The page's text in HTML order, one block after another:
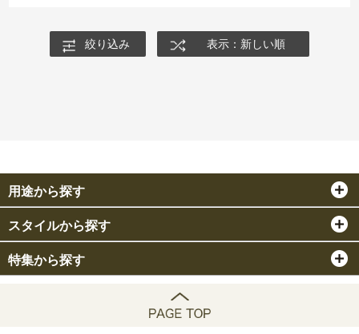
絞り込み 表示：新しい順
用途から探す
スタイルから探す
特集から探す